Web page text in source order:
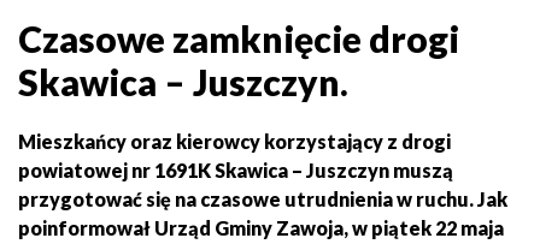
Czasowe zamknięcie drogi
Skawica – Juszczyn.
Mieszkańcy oraz kierowcy korzystający z drogi
powiatowej nr 1691K Skawica – Juszczyn muszą
przygotować się na czasowe utrudnienia w ruchu. Jak
poinformował Urząd Gminy Zawoja, w piątek 22 maja